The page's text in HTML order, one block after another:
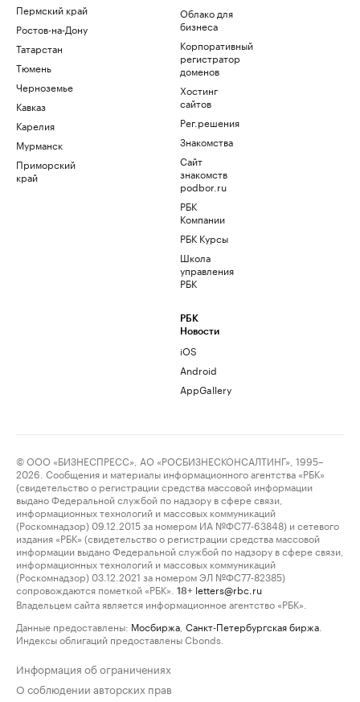
Пермский край
Ростов-на-Дону
Татарстан
Тюмень
Черноземье
Кавказ
Карелия
Мурманск
Приморский
край
Облако для
бизнеса
Корпоративный
регистратор
доменов
Хостинг
сайтов
Рег.решения
Знакомства
Сайт
знакомств
podbor.ru
РБК
Компании
РБК Курсы
Школа
управления
РБК
РБК
Новости
iOS
Android
AppGallery
© ООО «БИЗНЕСПРЕСС», АО «РОСБИЗНЕСКОНСАЛТИНГ», 1995–
2026. Сообщения и материалы информационного агентства «РБК»
(свидетельство о регистрации средства массовой информации
выдано Федеральной службой по надзору в сфере связи,
информационных технологий и массовых коммуникаций
(Роскомнадзор) 09.12.2015 за номером ИА №ФС77-63848) и сетевого
издания «РБК» (свидетельство о регистрации средства массовой
информации выдано Федеральной службой по надзору в сфере связи,
информационных технологий и массовых коммуникаций
(Роскомнадзор) 03.12.2021 за номером ЭЛ №ФС77-82385)
сопровождаются пометкой «РБК».
18+ letters@rbc.ru
Владельцем сайта является информационное агентство «РБК».
Данные предоставлены: Мосбиржа Санкт-Петербургская биржа
Индексы облигаций предоставлены Cbonds.
Информация об ограничениях
О соблюдении авторских прав